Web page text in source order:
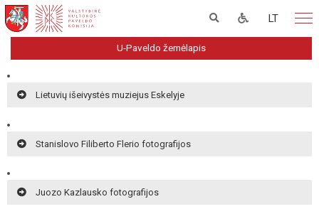
LT
U-Paveldo žemėlapis
Lietuvių išeivystės muziejus Eskelyje
Stanislovo Filiberto Flerio fotografijos
Juozo Kazlausko fotografijos